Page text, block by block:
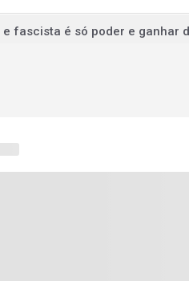
fascista é só poder e ganhar
e se garante nas
perde para o Fortaleza, mas
do ex', elimina o Fluminense